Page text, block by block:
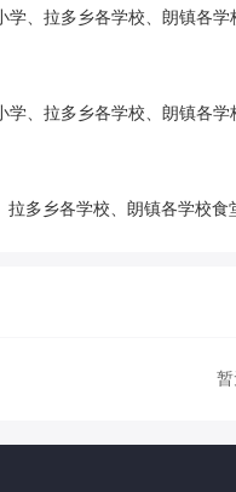
拉多乡各学校、朗镇各学校